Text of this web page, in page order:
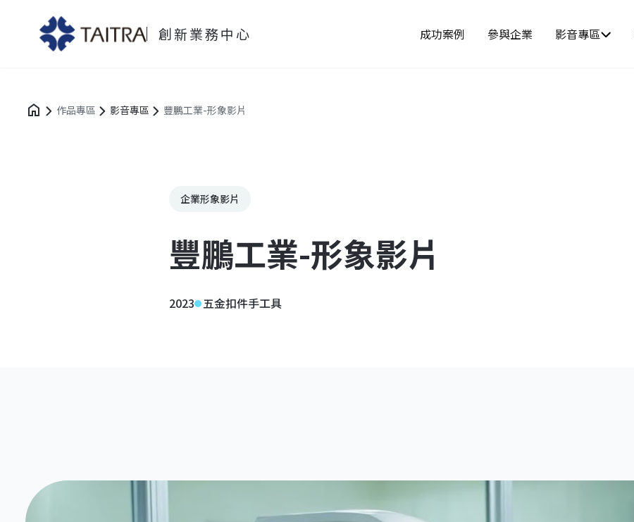
創新業務中心 成功案例 參與企業 影音專區
作品專區 影音專區 豐鵬工業-形象影片
企業形象影片
豐鵬工業-形象影片
2023 五金扣件手工具